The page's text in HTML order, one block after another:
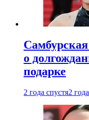
о
подарке
2 года спустя2